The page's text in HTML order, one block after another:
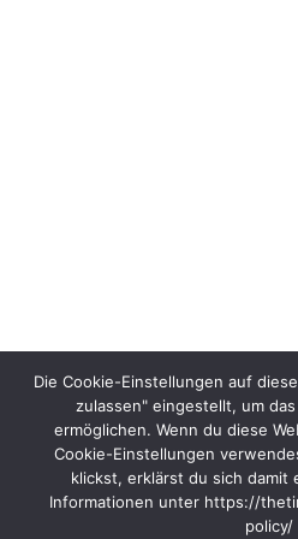
Die Cookie-Einstellungen auf
zulassen" eingestellt, um
ermöglichen. Wenn du diese
Cookie-Einstellungen
klickst, erklärst du sich damit
Informationen unter https://
policy/